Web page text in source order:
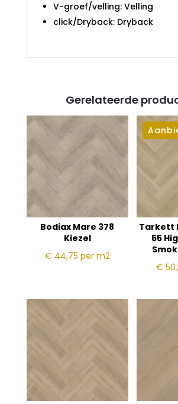
V-groef/velling: Velling
click/Dryback: Dryback
Gerelateerde
Bodiax Mare 378
Kiezel
€ 44,75 per m2
Tarkett
55
€